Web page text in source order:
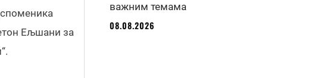
Ељшани за
важним темама
08.08.2026